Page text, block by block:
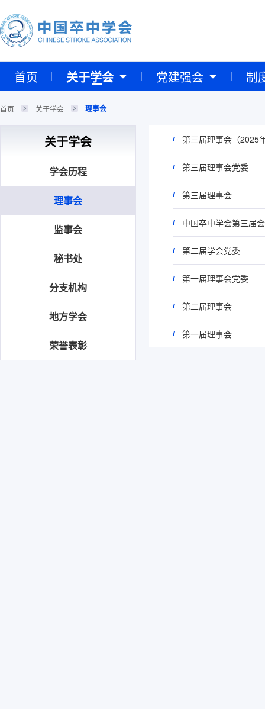
首页 关于学会 党建强会 制
首页 关于学会 理事会
关于学会
学会历程
理事会
监事会
秘书处
分支机构
地方学会
荣誉表彰
第三届理事会（2025
第三届理事会党委
第三届理事会
中国卒中学会第三届
第二届学会党委
第一届理事会党委
第二届理事会
第一届理事会